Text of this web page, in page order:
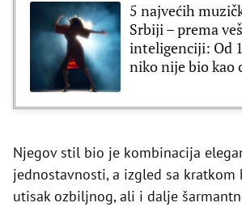
5 najvećih
Srbiji – prema
inteligenciji: Od
niko nije bio kao
Njegov stil bio je kombinacija
jednostavnosti, a izgled sa kratkom
utisak ozbiljnog, ali i dalje